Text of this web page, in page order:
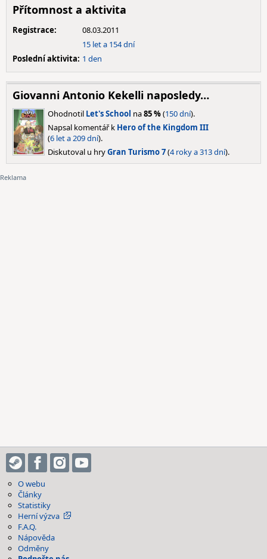
Přítomnost a aktivita
Registrace:
08.03.2011
15 let a 154 dní
Poslední aktivita: 1 den
Giovanni Antonio Kekelli naposledy…
Ohodnotil Let's School na85 %(150 dní).
Napsal komentář k Hero of the Kingdom III
(6 let a 209 dní).
Diskutoval u hryGran Turismo 7(4 roky a 313 dní).
O webu
Články
Statistiky
Herní výzva
F.A.Q.
Nápověda
Odměny